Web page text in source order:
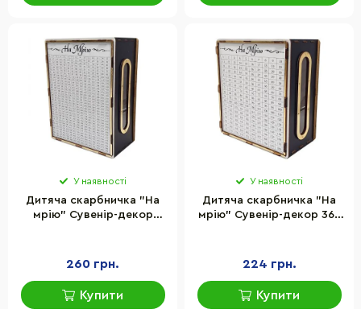
У наявності
Дитяча скарбничка "На
мрію" Сувенір-декор
260 грн.
Купити
У наявності
Дитяча скарбничка "На
мрію" Сувенір-декор 365
224 грн.
Купити